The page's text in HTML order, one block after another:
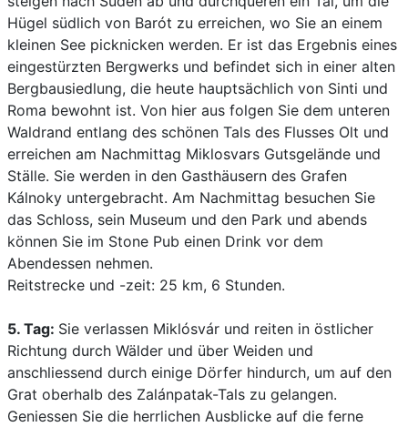
Hügel südlich von Barót zu erreichen, wo Sie an einem
kleinen See picknicken werden. Er ist das Ergebnis eines
eingestürzten Bergwerks und befindet sich in einer alten
Bergbausiedlung, die heute hauptsächlich von Sinti und
Roma bewohnt ist. Von hier aus folgen Sie dem unteren
Waldrand entlang des schönen Tals des Flusses Olt und
erreichen am Nachmittag Miklosvars Gutsgelände und
Ställe. Sie werden in den Gasthäusern des Grafen
Kálnoky untergebracht. Am Nachmittag besuchen Sie
das Schloss, sein Museum und den Park und abends
können Sie im Stone Pub einen Drink vor dem
Abendessen nehmen.
Reitstrecke und -zeit: 25 km, 6 Stunden.
5. Tag: Sie verlassen Miklósvár und reiten in östlicher
Richtung durch Wälder und über Weiden und
anschliessend durch einige Dörfer hindurch, um auf den
Grat oberhalb des Zalánpatak-Tals zu gelangen.
Geniessen Sie die herrlichen Ausblicke auf die ferne